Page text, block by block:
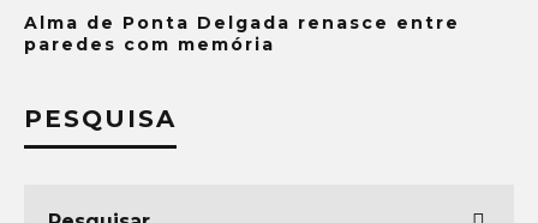
Alma de Ponta Delgada renasce entre
paredes com memória
PESQUISA